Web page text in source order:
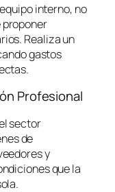
interno, no
proponer
Realiza un
gastos
Profesional
sector
de
y
que la